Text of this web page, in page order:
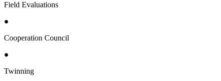
Field Evaluations
●
Cooperation Council
●
Twinning